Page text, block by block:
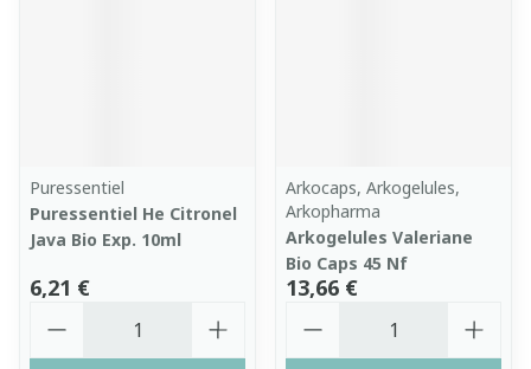
Puressentiel
Puressentiel He Citronel
Java Bio Exp. 10ml
6,21 €
Arkocaps, Arkogelules,
Arkopharma
Arkogelules Valeriane
Bio Caps 45 Nf
13,66 €